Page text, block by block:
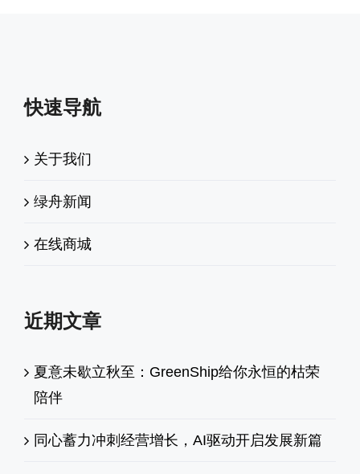
快速导航
关于我们
绿舟新闻
在线商城
近期文章
夏意未歇立秋至：GreenShip给你永恒的枯荣
陪伴
同心蓄力冲刺经营增长，AI驱动开启发展新篇